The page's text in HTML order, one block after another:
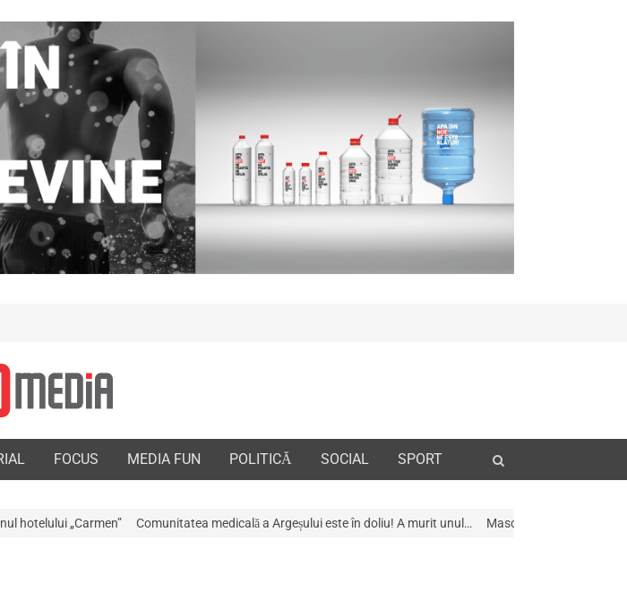
FOCUS MEDIA FUN POLITICĂ SOCIAL SPORT
search
Comunitatea medicală a Argeșului este în doliu! A murit unul… Mascații au descins la Galeria de Artã din